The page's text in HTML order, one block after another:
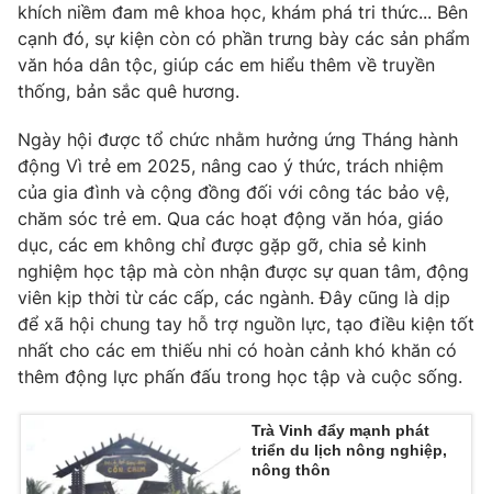
VTV Money VTV Thể thao
Thị trường 24h Tấm lòng Việt
VTV4 Vươn mình bằng AI
VTV9 VTV8
Liên hệ tòa soạn English
THỜI BÁO VTV
khích niềm đam mê khoa học, khám phá tri thức... Bên
cạnh đó, sự kiện còn có phần trưng bày các sản phẩm
văn hóa dân tộc, giúp các em hiểu thêm về truyền
thống, bản sắc quê hương.
Ngày hội được tổ chức nhằm hưởng ứng Tháng hành
động Vì trẻ em 2025, nâng cao ý thức, trách nhiệm
của gia đình và cộng đồng đối với công tác bảo vệ,
chăm sóc trẻ em. Qua các hoạt động văn hóa, giáo
dục, các em không chỉ được gặp gỡ, chia sẻ kinh
nghiệm học tập mà còn nhận được sự quan tâm, động
viên kịp thời từ các cấp, các ngành. Đây cũng là dịp
để xã hội chung tay hỗ trợ nguồn lực, tạo điều kiện tốt
nhất cho các em thiếu nhi có hoàn cảnh khó khăn có
thêm động lực phấn đấu trong học tập và cuộc sống.
Trà Vinh đẩy mạnh phát
triển du lịch nông nghiệp,
nông thôn